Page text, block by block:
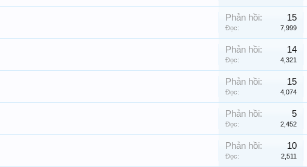
Phản hồi: 15
Đọc: 7,999
Phản hồi: 14
Đọc: 4,321
Phản hồi: 15
Đọc: 4,074
Phản hồi: 5
Đọc: 2,452
Phản hồi: 10
Đọc: 2,511